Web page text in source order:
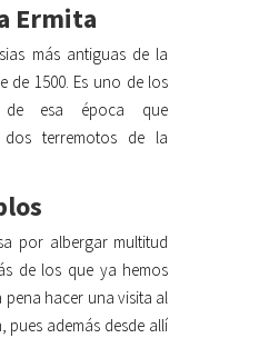
Ermita
más antiguas de la
de 1500. Es uno de los
de esa época que
terremotos de la
por albergar multitud
de los que ya hemos
hacer una visita al
pues además desde allí